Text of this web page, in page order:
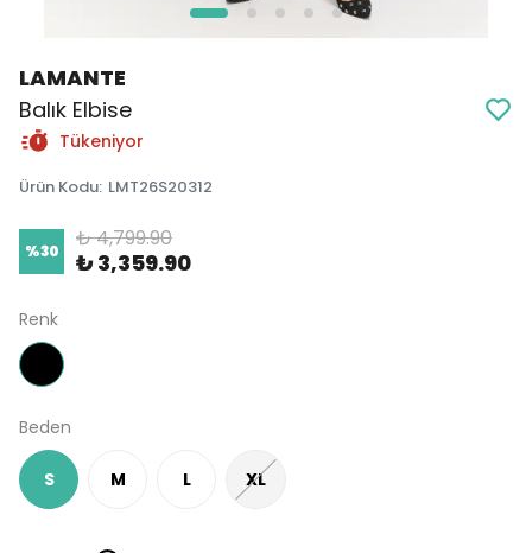
LAMANTE
Balık Elbise
Tükeniyor
Ürün Kodu: LMT26S20312
%30 ₺ 4,799.90
₺ 3,359.90
Renk
Beden
S M L XL